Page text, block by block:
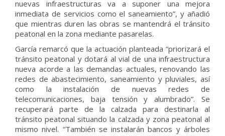
nuevas infraestructuras va a suponer una mejora
inmediata de servicios como el saneamiento”, y añadió
que mientras duren las obras se mantendrá el tránsito
peatonal en la zona mediante pasarelas.
García remarcó que la actuación planteada “priorizará el
tránsito peatonal y dotará al vial de una infraestructura
nueva acorde a las demandas actuales, renovando las
redes de abastecimiento, saneamiento y pluviales, así
como la instalación de nuevas redes de
telecomunicaciones, baja tensión y alumbrado”. Se
recuperará parte de la calzada para destinarla al
tránsito peatonal situando la calzada y zona peatonal al
mismo nivel. “También se instalarán bancos y árboles